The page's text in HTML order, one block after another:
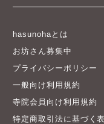
hasunohaとは
お坊さん募集中
プライバシーポリシー
一般向け利用規約
寺院会員向け利用規約
特定商取引法に基づく